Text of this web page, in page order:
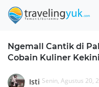
Ngemall Cantik di
Cobain Kuliner
Isti Senin, Agustus 20,